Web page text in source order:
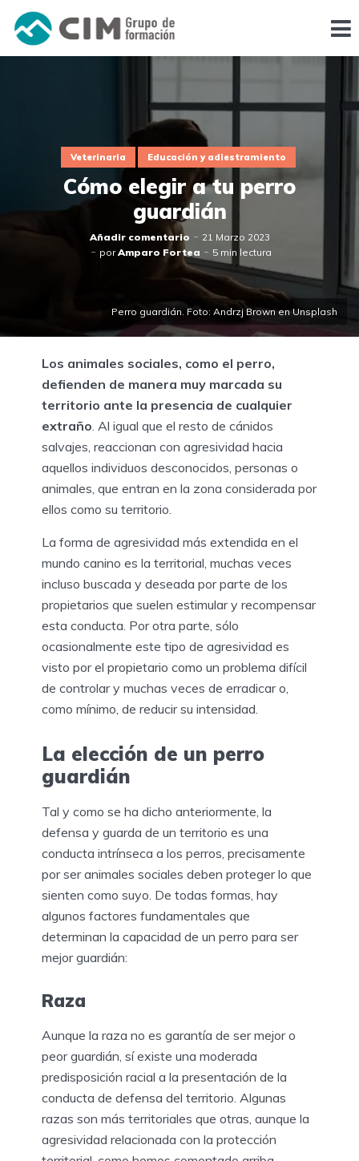
Perro guardián. Foto: Andrzj Brown en Unsplash
Veterinaria Educación y adiestramiento
Cómo elegir a tu perro
guardián
Añadir comentario
21 Marzo 2023
porAmparo Fortea 5 min lectura
Los animales sociales, como el perro,
defienden de manera muy marcada su
territorio ante la presencia de cualquier
extraño. Al igual que el resto de cánidos
salvajes, reaccionan con agresividad hacia
aquellos individuos desconocidos, personas o
animales, que entran en la zona considerada por
ellos como su territorio.
La forma de agresividad más extendida en el
mundo canino es la territorial, muchas veces
incluso buscada y deseada por parte de los
propietarios que suelen estimular y recompensar
esta conducta. Por otra parte, sólo
ocasionalmente este tipo de agresividad es
visto por el propietario como un problema difícil
de controlar y muchas veces de erradicar o,
como mínimo, de reducir su intensidad.
La elección de un perro
guardián
Tal y como se ha dicho anteriormente, la
defensa y guarda de un territorio es una
conducta intrínseca a los perros, precisamente
por ser animales sociales deben proteger lo que
sienten como suyo. De todas formas, hay
algunos factores fundamentales que
determinan la capacidad de un perro para ser
mejor guardián:
Raza
Aunque la raza no es garantía de ser mejor o
peor guardián, sí existe una moderada
predisposición racial a la presentación de la
conducta de defensa del territorio. Algunas
razas son más territoriales que otras, aunque la
agresividad relacionada con la protección